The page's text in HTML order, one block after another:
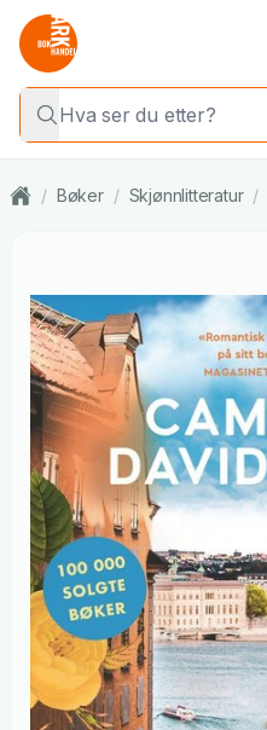
/ Bøker / Skjønnlitteratur /